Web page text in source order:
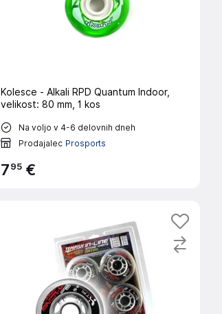
Kolesce - Alkali RPD Quantum Indoor,
velikost: 80 mm, 1 kos
Na voljo v 4-6 delovnih dneh
Prodajalec Prosports
795 €